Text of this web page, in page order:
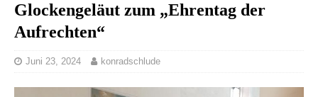
Glockengeläut zum „Ehrentag der
Aufrechten“
Juni 23, 2024 konradschlude